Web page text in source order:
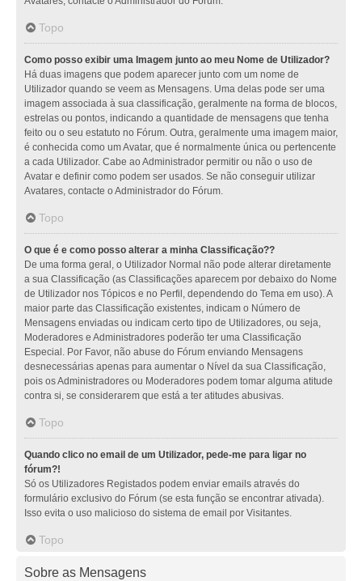
Topo
Como posso exibir uma Imagem junto ao meu Nome de Utilizador?
Há duas imagens que podem aparecer junto com um nome de
Utilizador quando se veem as Mensagens. Uma delas pode ser uma
imagem associada à sua classificação, geralmente na forma de blocos,
estrelas ou pontos, indicando a quantidade de mensagens que tenha
feito ou o seu estatuto no Fórum. Outra, geralmente uma imagem maior,
é conhecida como um Avatar, que é normalmente única ou pertencente
a cada Utilizador. Cabe ao Administrador permitir ou não o uso de
Avatar e definir como podem ser usados. Se não conseguir utilizar
Avatares, contacte o Administrador do Fórum.
Topo
O que é e como posso alterar a minha Classificação??
De uma forma geral, o Utilizador Normal não pode alterar diretamente
a sua Classificação (as Classificações aparecem por debaixo do Nome
de Utilizador nos Tópicos e no Perfil, dependendo do Tema em uso). A
maior parte das Classificação existentes, indicam o Número de
Mensagens enviadas ou indicam certo tipo de Utilizadores, ou seja,
Moderadores e Administradores poderão ter uma Classificação
Especial. Por Favor, não abuse do Fórum enviando Mensagens
desnecessárias apenas para aumentar o Nível da sua Classificação,
pois os Administradores ou Moderadores podem tomar alguma atitude
contra si, se considerarem que está a ter atitudes abusivas.
Topo
Quando clico no email de um Utilizador, pede-me para ligar no
fórum?!
Só os Utilizadores Registados podem enviar emails através do
formulário exclusivo do Fórum (se esta função se encontrar ativada).
Isso evita o uso malicioso do sistema de email por Visitantes.
Topo
Sobre as Mensagens